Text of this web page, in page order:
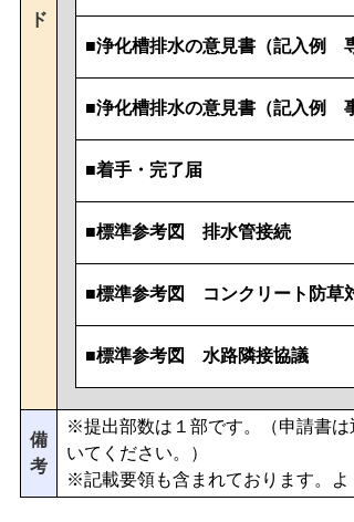
ド
■浄化槽排水の意見書（記入例
■浄化槽排水の意見書（記入例
■着手・完了届
■標準参考図 排水管接続
■標準参考図 コンクリート防草
■標準参考図 水路隣接協議
備
考
※提出部数は１部です。（申請書
いてください。）
※記載要領も含まれております。よ